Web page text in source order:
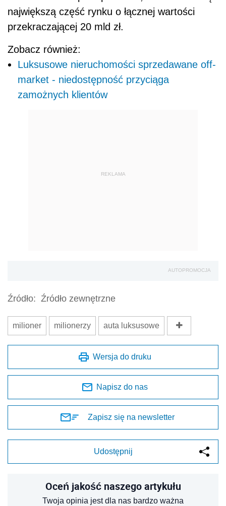
największą część rynku o łącznej wartości
przekraczającej 20 mld zł.
Zobacz również:
Luksusowe nieruchomości sprzedawane off-
market - niedostępność przyciąga
zamożnych klientów
REKLAMA
AUTOPROMOCJA
Źródło: Źródło zewnętrzne
milioner milionerzy auta luksusowe
Wersja do druku
Napisz do nas
Zapisz się na newsletter
Udostępnij
Oceń jakość naszego artykułu
Twoja opinia jest dla nas bardzo ważna